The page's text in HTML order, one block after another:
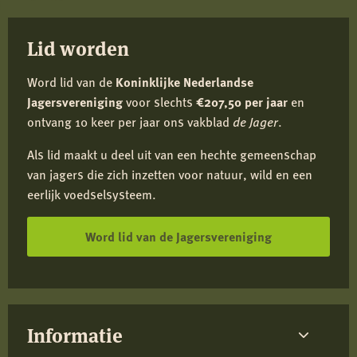
Informatie
Lid worden
Word lid van de Koninklijke Nederlandse
Jagersverenigingvoor slechts €207,50 per jaar en
ontvang 10 keer per jaar ons vakblad de Jager.
Als lid maakt u deel uit van een hechte gemeenschap
van jagers die zich inzetten voor natuur, wild en een
eerlijk voedselsysteem.
Word lid van de Jagersvereniging